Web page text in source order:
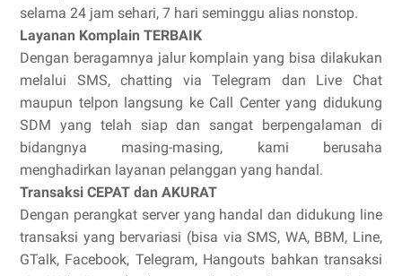
selama 24 jam sehari, 7 hari seminggu alias nonstop.
Layanan Komplain TERBAIK
Dengan beragamnya jalur komplain yang bisa dilakukan
melalui SMS, chatting via Telegram dan Live Chat
maupun telpon langsung ke Call Center yang didukung
SDM yang telah siap dan sangat berpengalaman di
bidangnya masing-masing, kami berusaha
menghadirkan layanan pelanggan yang handal.
Transaksi CEPAT dan AKURAT
Dengan perangkat server yang handal dan didukung line
transaksi yang bervariasi (bisa via SMS, WA, BBM, Line,
GTalk, Facebook, Telegram, Hangouts bahkan transaksi